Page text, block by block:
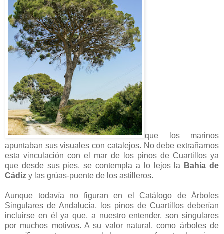
que los marinos
apuntaban sus visuales con catalejos. No debe extrañarnos
esta vinculación con el mar de los pinos de Cuartillos ya
que desde sus pies, se contempla a lo lejos la
Bahía de
Cádiz y las grúas-puente de los astilleros.
Aunque todavía no figuran en el Catálogo de Árboles
Singulares de Andalucía, los pinos de Cuartillos deberían
incluirse en él ya que, a nuestro entender, son singulares
por muchos motivos. A su valor natural, como árboles de